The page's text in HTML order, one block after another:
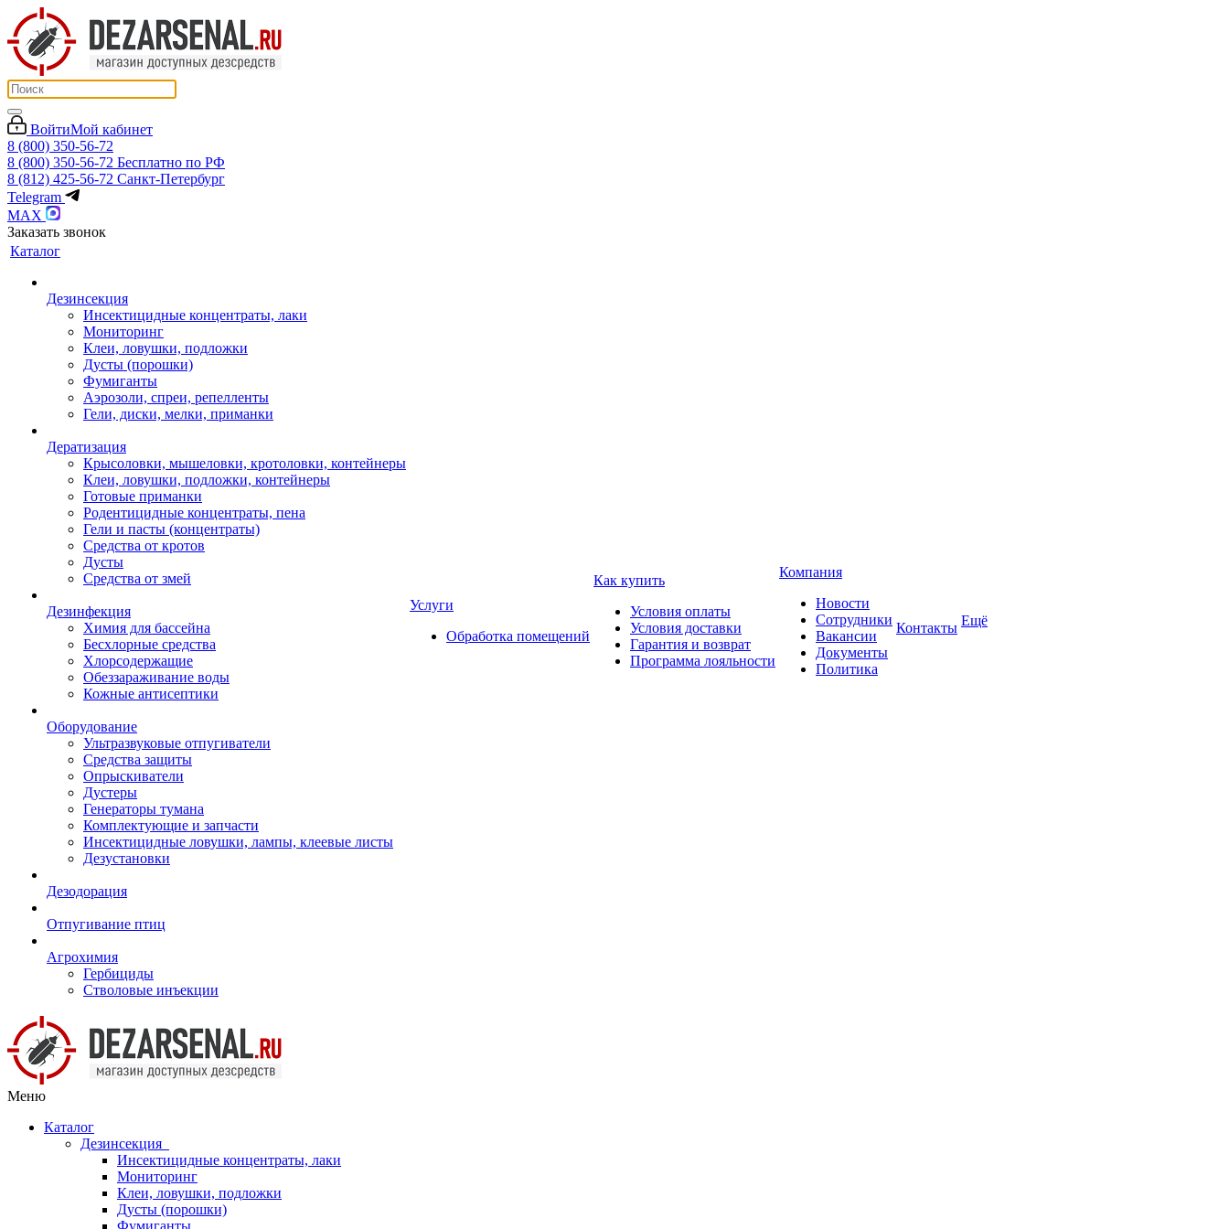
ВойтиМой кабинет
8 (800) 350-56-72
8 (800) 350-56-72 Бесплатно по РФ
8 (812) 425-56-72 Санкт-Петербург
Telegram
MAX
Заказать звонок
Каталог
Дезинсекция
Инсектицидные концентраты, лаки
Мониторинг
Клеи, ловушки, подложки
Дусты (порошки)
Фумиганты
Аэрозоли, спреи, репелленты
Гели, диски, мелки, приманки
Дератизация
Крысоловки, мышеловки, кротоловки, контейнеры
Клеи, ловушки, подложки, контейнеры
Готовые приманки
Родентицидные концентраты, пена
Гели и пасты (концентраты)
Средства от кротов
Дусты
Средства от змей
Дезинфекция
Химия для бассейна
Бесхлорные средства
Хлорсодержащие
Обеззараживание воды
Кожные антисептики
Оборудование
Ультразвуковые отпугиватели
Средства защиты
Опрыскиватели
Дустеры
Генераторы тумана
Комплектующие и запчасти
Инсектицидные ловушки, лампы, клеевые листы
Дезустановки
Дезодорация
Отпугивание птиц
Агрохимия
Гербициды
Стволовые инъекции
Услуги
Обработка помещений
Как купить
Условия оплаты
Условия доставки
Гарантия и возврат
Программа лояльности
Компания
Новости
Сотрудники
Вакансии
Документы
Политика
Контакты Ещё
Меню
Каталог
Дезинсекция
Инсектицидные концентраты, лаки
Мониторинг
Клеи, ловушки, подложки
Дусты (порошки)
Фумиганты